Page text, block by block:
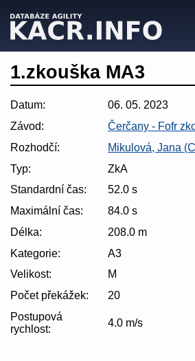
1.zkouška MA3
Datum:
06. 05. 2023
Závod:
Čerčany - Fofr
Rozhodčí:
Mikulová, Jana
Typ:
ZkA
Standardní čas:
52.0 s
Maximální čas:
84.0 s
Délka:
208.0 m
Kategorie:
A3
Velikost:
M
Počet překážek:
20
Postupová
rychlost:
4.0 m/s